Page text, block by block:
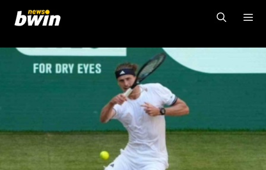
contenuto